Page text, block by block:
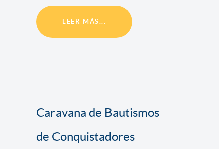
LEER MÁS...
Caravana de Bautismos
de Conquistadores